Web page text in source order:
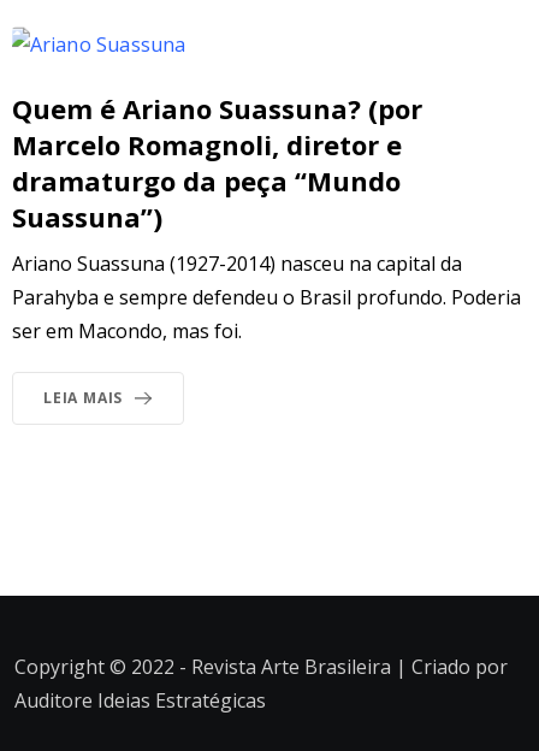
Quem é Ariano Suassuna? (por
Marcelo Romagnoli, diretor e
dramaturgo da peça “Mundo
Suassuna”)
Ariano Suassuna (1927-2014) nasceu na capital da
Parahyba e sempre defendeu o Brasil profundo. Poderia
ser em Macondo, mas foi.
LEIA MAIS
Copyright © 2022 - Revista Arte Brasileira | Criado por
Auditore Ideias Estratégicas